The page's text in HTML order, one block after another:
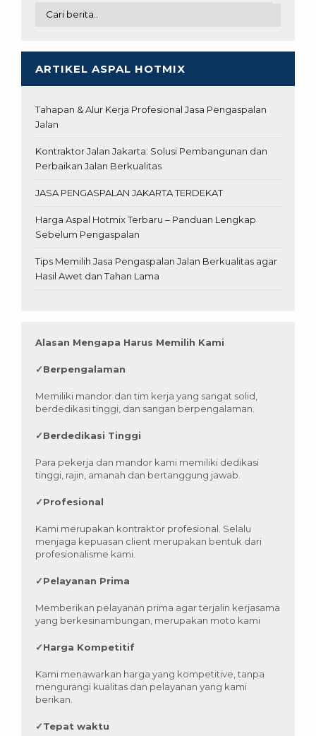
ARTIKEL ASPAL HOTMIX
Tahapan & Alur Kerja Profesional Jasa Pengaspalan
Jalan
Kontraktor Jalan Jakarta: Solusi Pembangunan dan
Perbaikan Jalan Berkualitas
JASA PENGASPALAN JAKARTA TERDEKAT
Harga Aspal Hotmix Terbaru – Panduan Lengkap
Sebelum Pengaspalan
Tips Memilih Jasa Pengaspalan Jalan Berkualitas agar
Hasil Awet dan Tahan Lama
Alasan Mengapa Harus Memilih Kami
✓Berpengalaman
Memiliki mandor dan tim kerja yang sangat solid,
berdedikasi tinggi, dan sangan berpengalaman.
✓Berdedikasi Tinggi
Para pekerja dan mandor kami memiliki dedikasi
tinggi, rajin, amanah dan bertanggung jawab.
✓Profesional
Kami merupakan kontraktor profesional. Selalu
menjaga kepuasan client merupakan bentuk dari
profesionalisme kami.
✓Pelayanan Prima
Memberikan pelayanan prima agar terjalin kerjasama
yang berkesinambungan, merupakan moto kami
✓Harga Kompetitif
Kami menawarkan harga yang kompetitive, tanpa
mengurangi kualitas dan pelayanan yang kami
berikan.
✓Tepat waktu